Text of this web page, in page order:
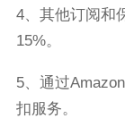
4、其他订阅和
15%。
5、通过
扣服务。